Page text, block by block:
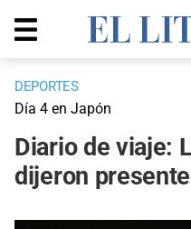
DEPORTES
Día 4 en Japón
Diario de viaje:
dijeron presente